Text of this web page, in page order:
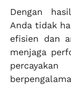
Dengan
Anda tidak
efisien dan
menjaga